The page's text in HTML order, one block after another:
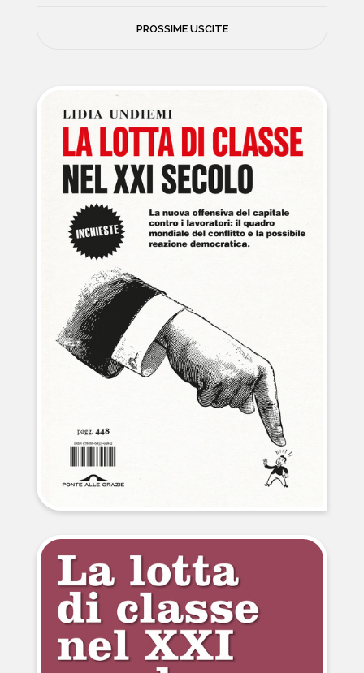
NEWS
NATURA E VIAGGI
POLITICA E INCHIESTE
STORIE STRAORDINARIE
CUCINA E SALUTE
FUORI SCAFFALE
PROSSIME USCITE